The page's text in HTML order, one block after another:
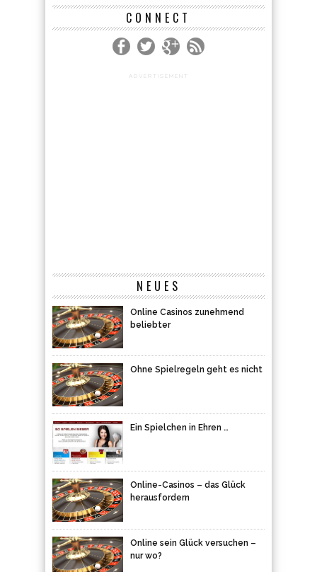
CONNECT
ADVERTISEMENT
NEUES
Online Casinos zunehmend
beliebter
Ohne Spielregeln geht es nicht
Ein Spielchen in Ehren …
Online-Casinos – das Glück
herausfordern
Online sein Glück versuchen –
nur wo?